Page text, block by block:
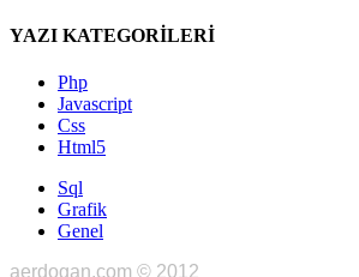
YAZI KATEGORİLERİ
Php
Javascript
Css
Html5
Sql
Grafik
Genel
aerdogan.com © 2012